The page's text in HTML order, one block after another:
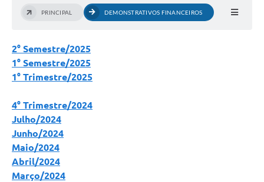
Contato
Secretarias
Ouvidoria
Serviços
Galeria de Fotos
Contratos
Audiências Públicas
PRINCIPAL DEMONSTRATIVOS FINANCEIROS
2° Semestre/2025
1° Semestre/2025
1° Trimestre/2025
4° Trimestre/2024
Julho/2024
Junho/2024
Maio/2024
Abril/2024
Março/2024